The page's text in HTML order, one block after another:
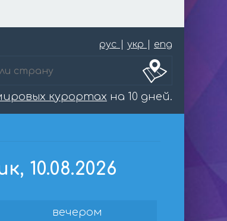
рус укр eng
курортах на 10 дней.
10.08.2026
вечером